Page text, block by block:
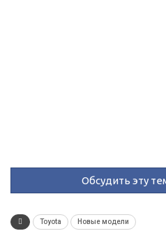
Обсудить эту
Toyota Новые модели